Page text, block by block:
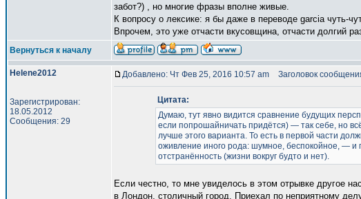
забот?) , но многие фразы вполне живые.
К вопросу о лексике: я бы даже в переводе garcia чуть-
Впрочем, это уже отчасти вкусовщина, отчасти долгий
Вернуться к началу
Helene2012
Зарегистрирован:
18.05.2012
Сообщения: 29
Добавлено: Чт Фев 25, 2016 10:57 am Заголовок
Цитата:
Думаю, тут явно видится сравнение будущих
если попрошайничать придётся) — так себе, но
лучше этого варианта. То есть в первой части
оживление иного рода: шумное, беспокойное, — и
отстранённость (жизни вокруг будто и нет).
Если честно, то мне увиделось в этом отрывке другое
в Лондон, столичный город. Приехал по неприятному